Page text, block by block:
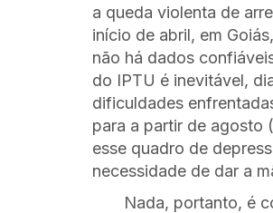
a queda violenta de
início de abril, em
não há dados
do IPTU é inevitável,
dificuldades
para a partir de agosto
esse quadro de
necessidade de dar a
Nada, portanto, é